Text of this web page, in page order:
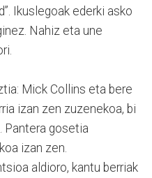
Ikuslegoak ederki asko
Nahiz eta une
Mick Collins eta bere
izan zen zuzenekoa, bi
Pantera gosetia
izan zen.
aldioro, kantu berriak